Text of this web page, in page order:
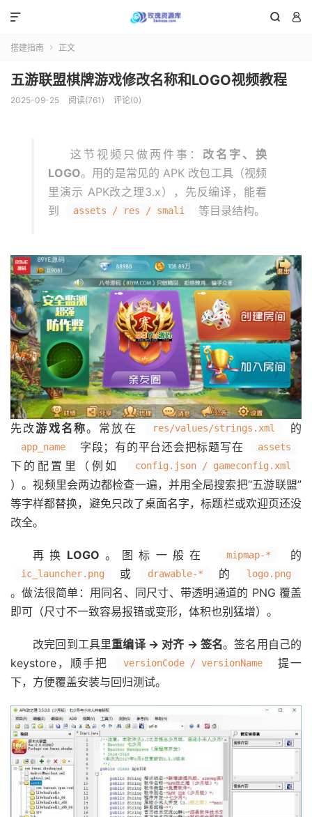
 

搭建指南  正文
五游联盟棋牌游戏修改名称和LOGO视频教程
2025-09-25 阅读(761) 评论(0)
这节视频只做两件事： 改名字、换
LOGO。用的是常见的 APK 改包工具（视频
里演示 APK改之理3.x），先反编译，能看
到
assets / res / smali 等目录结构。
先改游戏名称。常放在 res/values/strings.xml 的
app_name 字段；有的平台还会把标题写在 assets
下的配置里（例如 config.json / gameconfig.xml
）。视频里会两边都检查一遍，并用全局搜索把“五游联盟”
等字样都替换，避免只改了桌面名字，标题栏或欢迎页还没
改全。
再换 LOGO 。图标一般在 mipmap-* 的
ic_launcher.png 或 drawable-* 的 logo.png
。做法很简单：用同名、同尺寸、带透明通道的 PNG 覆盖
即可（尺寸不一致容易报错或变形，体积也别猛增）。
改完回到工具里重编译 → 对齐 → 签名。签名用自己的
keystore，顺手把
versionCode / versionName
提一
下，方便覆盖安装与回归测试。